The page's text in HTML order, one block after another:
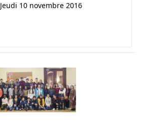
Jeudi 10 novembre 2016